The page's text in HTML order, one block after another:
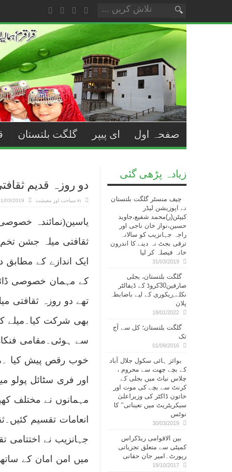
صفحہ اول ای پیپر گلگت بلتستان
دو روزہ قدیم
in سیاحت اور معیشت 03/2019
یاسین(نمائندہ
ثقافتی میلہ جشن تخم
ایک اندازے کے
کے مہمان خصوصی
تھے دو روزہ ثقافتی
بھی شرکت کیا۔میلے
سے ہوئی۔مقامی
خوب رقص پیش کیا
اور فری سٹائل پولو
مہمانوں نے مختلف
انعامات تقسیم
جہانزیب نے اختتامی
میں امن امان کے ساتھ
زیادہ پڑھی گئی
چیف منسٹر گلگت بلتستان
نے اپوزیشن لیڈر
کیپٹن(ر)محمد شفیع،جاوید
حسین،نواز خان ناجی اور
راجہ جہانزیب کو سالانہ
ترقی بجٹ نہ دینے کا اندرون
خانہ فیصلہ کر لیا
31/03/2019
گلگت بلتستان، بجلی
صارفین30کروڈ کے ڈیفالٹر
نکلے,ریکوری کے لیے باضابطہ
پلان
18/01/2022
گلگت بلتستان؛ کل سے آج
تک
01/09/2016
بوائز ہائی سکول جلال آباد
کے بچے چھت سے محروم ،
چلاس نیاٹ میں بجلی کے
کرنٹ سے بچے کی موت اور
خاتون ڈاکٹر کی وزیراعلیٰ
سیکریٹریٹ میں تعیناتی‘‘ کا
نوٹس
30/03/2019
بین الاقوامی ریڈکراس
کمیٹی سے متعلق تجزیاتی
رپورٹ۔امیر جان حقانی
19/10/2017